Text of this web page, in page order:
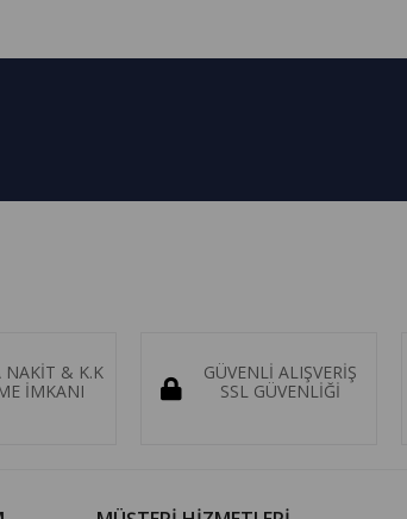
NAKİT & K.K
İMKANI
GÜVENLİ ALIŞVERİŞ
SSL GÜVENLİĞİ